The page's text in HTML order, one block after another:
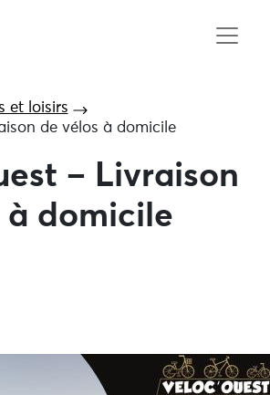
et loisirs
de vélos à domicile
– Livraison
à domicile